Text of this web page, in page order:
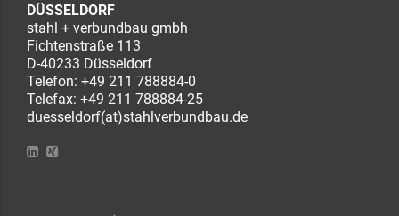
DÜSSELDORF
stahl + verbundbau gmbh
Fichtenstraße 113
D-40233 Düsseldorf
Telefon: +49 211 788884-0
Telefax: +49 211 788884-25
duesseldorf(at)stahlverbundbau.de